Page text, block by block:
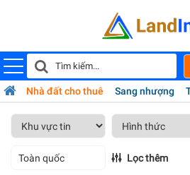
Nhà đất cho thuê Sang nhượng
Toàn quốc Lọc thêm